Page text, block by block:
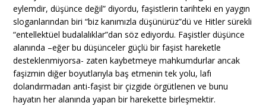
eylemdir, düşünce değil” diyordu, faşistlerin tarihteki en yaygın
sloganlarından biri “biz kanımızla düşünürüz”dü ve Hitler sürekli
“entellektüel budalalıklar”dan söz ediyordu. Faşistler düşünce
alanında –eğer bu düşünceler güçlü bir faşist hareketle
desteklenmiyorsa- zaten kaybetmeye mahkumdurlar ancak
faşizmin diğer boyutlarıyla baş etmenin tek yolu, lafı
dolandırmadan anti-faşist bir çizgide örgütlenen ve bunu
hayatın her alanında yapan bir harekette birleşmektir.